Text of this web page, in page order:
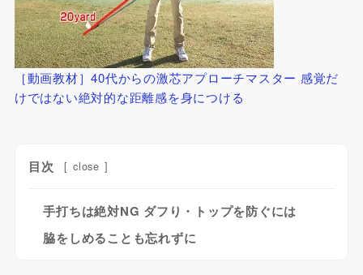
［動画教材］40代からの激芯アプローチマスター 感覚だ
けではない絶対的な距離感を身につける
目次 [ close ]
手打ちは絶対NG ダフり・トップを防ぐには
脇をしめることも忘れずに